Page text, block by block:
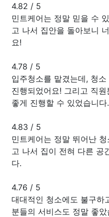
4.82 / 5
민트케어는 정말 믿을 수
고 나서 집안을 돌아보니
요!
4.78 / 5
입주청소를 맡겼는데, 청
진행되었어요! 그리고 직
좋게 진행할 수 있었습니다.
4.83 / 5
민트케어는 정말 뛰어난
고 나서 집이 전혀 다른 공
다.
4.76 / 5
대대적인 청소에도 불구하
분들의 서비스도 정말 좋